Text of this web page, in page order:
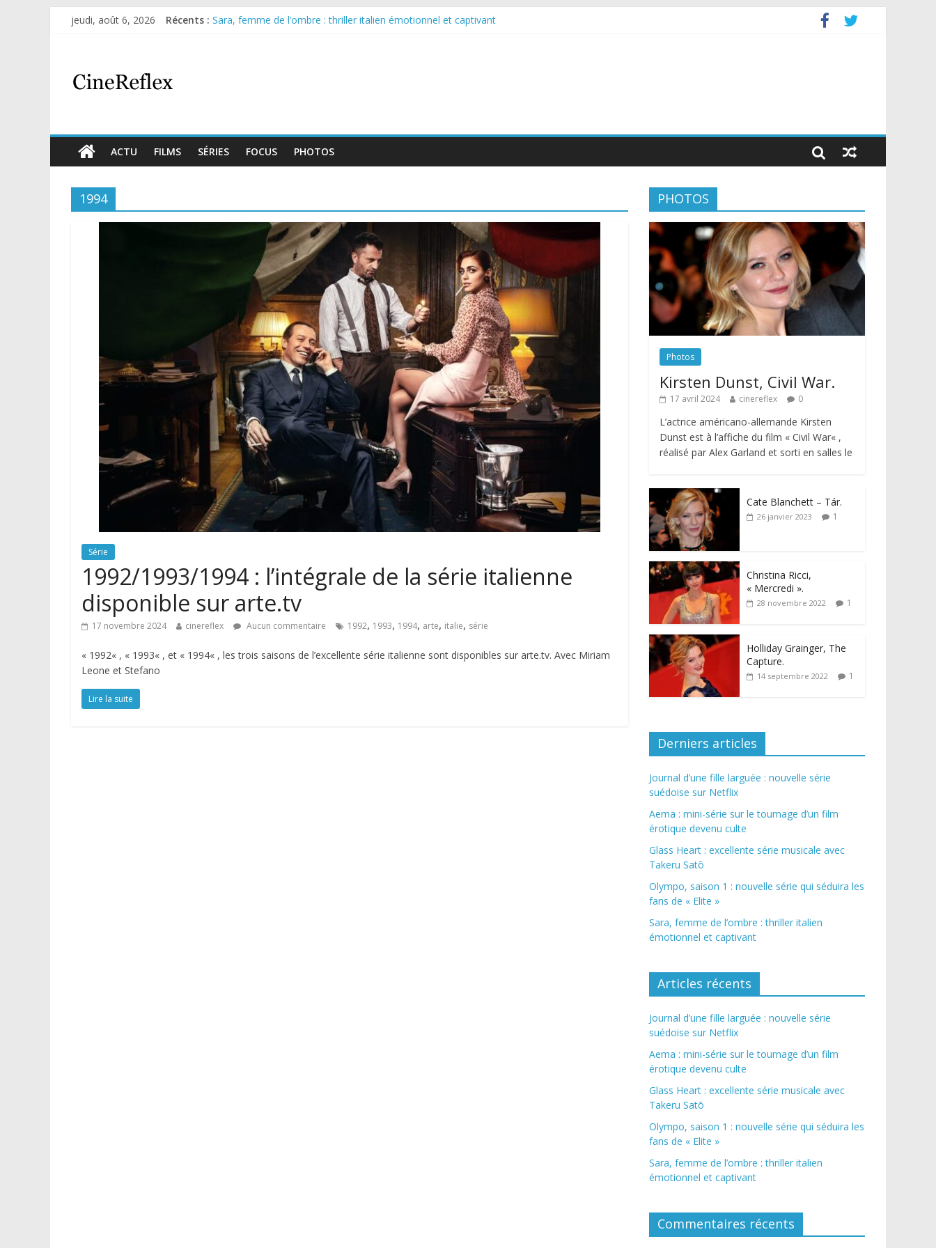
jeudi, août 6, 2026 Récents : Sara, femme de l’ombre : thriller italien émotionnel et captivant
ACTU FILMS SÉRIES FOCUS PHOTOS
1994
Série
1992/1993/1994 : l’intégrale de la série italienne
disponible sur arte.tv
17 novembre 2024 cinereflex Aucun commentaire 1992, 1993, 1994, arte, italie, série
« 1992« , « 1993« , et « 1994« , les trois saisons de l’excellente série italienne sont disponibles sur arte.tv. Avec Miriam
Leone et Stefano
Lire la suite
PHOTOS
Photos
Kirsten Dunst, Civil War.
17 avril 2024 cinereflex 0
L’actrice américano-allemande Kirsten
Dunst est à l’affiche du film « Civil War« ,
réalisé par Alex Garland et sorti en salles le
Cate Blanchett – Tár.
26 janvier 2023 1
Christina Ricci,
« Mercredi ».
28 novembre 2022 1
Holliday Grainger, The
Capture.
14 septembre 2022 1
Derniers articles
Journal d’une fille larguée : nouvelle série
suédoise sur Netflix
Aema : mini-série sur le tournage d’un film
érotique devenu culte
Glass Heart : excellente série musicale avec
Takeru Satō
Olympo, saison 1 : nouvelle série qui séduira les
fans de « Elite »
Sara, femme de l’ombre : thriller italien
émotionnel et captivant
Articles récents
Journal d’une fille larguée : nouvelle série
suédoise sur Netflix
Aema : mini-série sur le tournage d’un film
érotique devenu culte
Glass Heart : excellente série musicale avec
Takeru Satō
Olympo, saison 1 : nouvelle série qui séduira les
fans de « Elite »
Sara, femme de l’ombre : thriller italien
émotionnel et captivant
Commentaires récents